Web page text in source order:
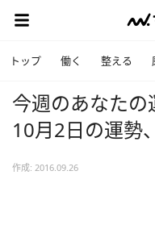
トップ 働く 整える
今週のあなた
10月2日の運勢
作成: 2016.09.26